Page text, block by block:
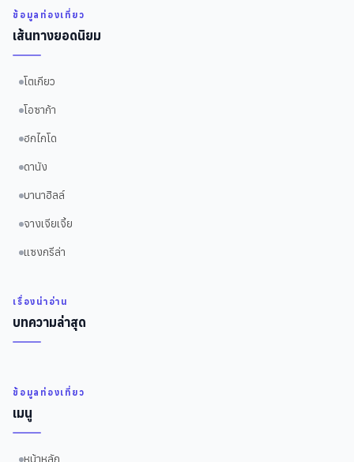
ข้อมูลท่องเที่ยว
เส้นทางยอดนิยม
โตเกียว
โอซาก้า
ฮกไกโด
ดานัง
บานาฮิลล์
จางเจียเจี้ย
แซงกรีล่า
เรื่องน่าอ่าน
บทความล่าสุด
ข้อมูลท่องเที่ยว
เมนู
หน้าหลัก